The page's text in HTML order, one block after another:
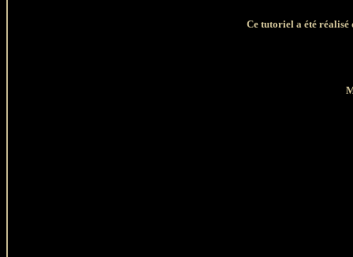
Ce tutoriel a été réalisé